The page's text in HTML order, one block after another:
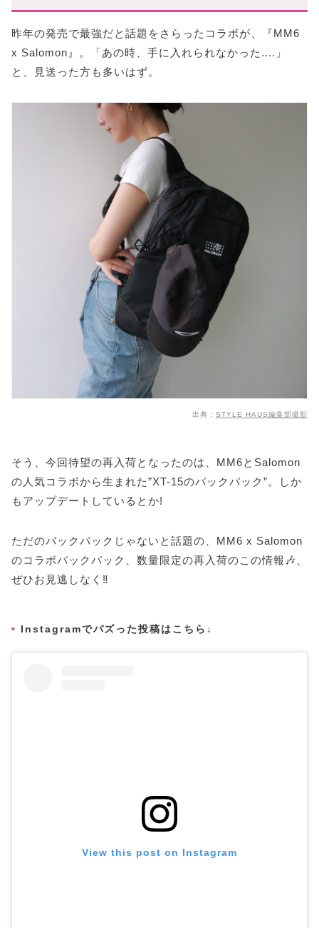
MM6 x Salomon のコラボは最強すぎ!
昨年の発売で最強だと話題をさらったコラボが、『MM6
x Salomon』。「あの時、手に入れられなかった....」
と、見送った方も多いはず。
出典： STYLE HAUS編集部撮影
そう、今回待望の再入荷となったのは、MM6とSalomon
の人気コラボから生まれた”XT-15のバックパック”。しか
もアップデートしているとか!
ただのバックパックじゃないと話題の、MM6 x Salomon
のコラボバックパック、数量限定の再入荷のこの情報🎶、
ぜひお見逃しなく‼️
Instagramでバズった投稿はこちら↓
View this post on Instagram